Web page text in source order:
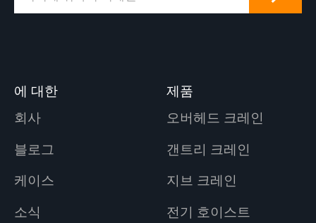
에 대한
회사
블로그
케이스
소식
제품
오버헤드 크레인
갠트리 크레인
지브 크레인
전기 호이스트